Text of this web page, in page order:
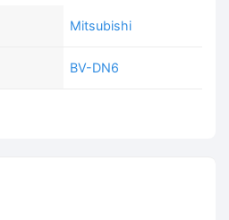
Mitsubishi
BV-DN6